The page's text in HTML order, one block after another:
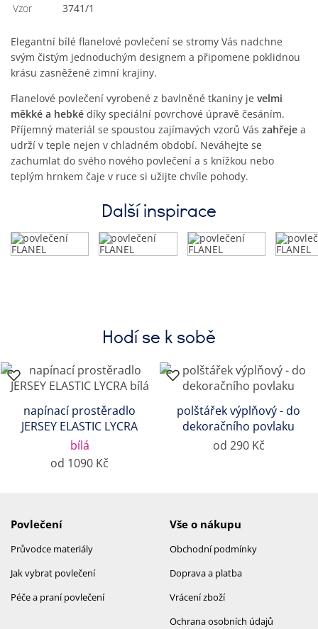
Vzor
3741/1
Elegantní bílé flanelové povlečení se stromy Vás nadchne
svým čistým jednoduchým designem a připomene poklidnou
krásu zasněžené zimní krajiny.
Flanelové povlečení vyrobené z bavlněné tkaniny je velmi
měkké a hebké díky speciální povrchové úpravě česáním.
Příjemný materiál se spoustou zajímavých vzorů Vás zahřeje a
udrží v teple nejen v chladném období. Neváhejte se
zachumlat do svého nového povlečení a s knížkou nebo
teplým hrnkem čaje v ruce si užijte chvíle pohody.
Další inspirace
Hodí se k sobě
napínací prostěradlo
JERSEY ELASTIC LYCRA
bílá
od 1090 Kč
polštářek výplňový - do
dekoračního povlaku
od 290 Kč
Povlečení
Průvodce materiály
Jak vybrat povlečení
Péče a praní povlečení
Vše o nákupu
Obchodní podmínky
Doprava a platba
Vrácení zboží
Ochrana osobních údajů